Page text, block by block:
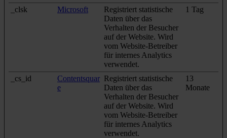
_clsk Microsoft
Registriert statistische
Daten über das
Verhalten der Besucher
auf der Website. Wird
vom Website-Betreiber
für internes Analytics
verwendet.
1 Tag
_cs_id
Contentsquar
e
Registriert statistische
Daten über das
Verhalten der Besucher
auf der Website. Wird
vom Website-Betreiber
für internes Analytics
verwendet.
13
Monate